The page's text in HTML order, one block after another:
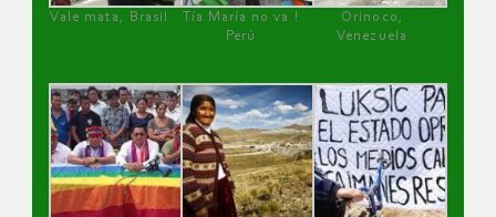
Vale mata, Brasil
Tía María no va !
Perú
Orinoco,
Venezuela